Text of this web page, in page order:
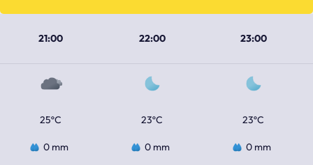
21:00 22:00 23:00
25ºC 23ºC 23ºC
0 mm 0 mm 0 mm